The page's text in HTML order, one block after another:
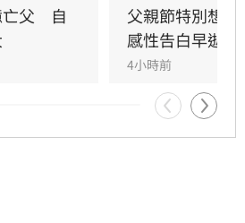
狄志為心碎的是，當年陪病重
己因忙於接工作電話而忽視了
父子最後的相處，父親回房
段錯過的對話成為他20年來心
此感嘆，有些電話晚點接沒
與話語，可能再也無法挽
父　自
父親節特別想
感性告白早逝父
4小時前